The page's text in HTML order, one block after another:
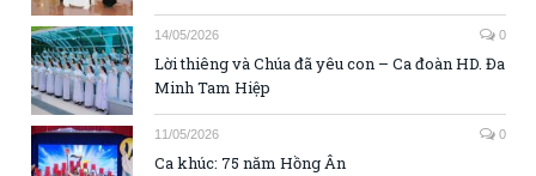
14/05/2026 0
Lời thiêng và Chúa đã yêu con – Ca đoàn HD. Đa
Minh Tam Hiệp
11/05/2026 0
Ca khúc: 75 năm Hồng Ân